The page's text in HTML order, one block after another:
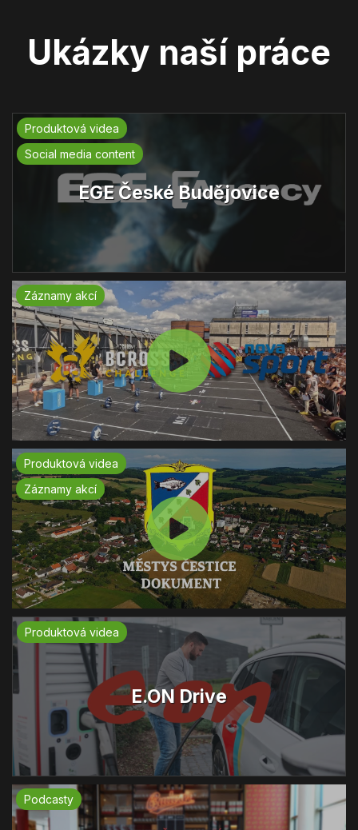
Ukázky naší práce
Produktová videa
Social media content
EGE České Budějovice
Záznamy akcí
Produktová videa
Záznamy akcí
Produktová videa
E.ON Drive
Podcasty